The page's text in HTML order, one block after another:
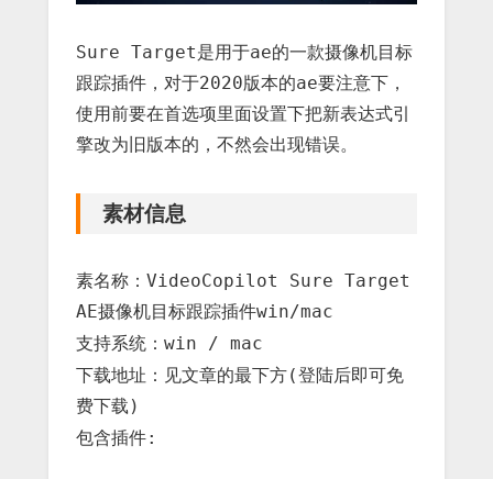
Sure Target是用于ae的一款摄像机目标
跟踪插件，对于2020版本的ae要注意下，
使用前要在首选项里面设置下把新表达式引
擎改为旧版本的，不然会出现错误。
素材信息
素名称：VideoCopilot Sure Target
AE摄像机目标跟踪插件win/mac
支持系统：win / mac
下载地址：见文章的最下方(登陆后即可免
费下载)
包含插件: